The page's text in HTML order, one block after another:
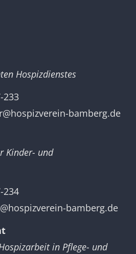
Hospizdienstes
233
bamberg.de
Kinder- und
234
bamberg.de
in Pflege- und